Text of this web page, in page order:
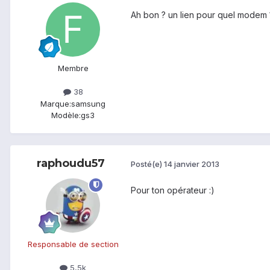
Membre
38
Marque:samsung
Modèle:gs3
Ah bon ? un lien pour quel modem
raphoudu57
Responsable de section
5,5k
Posté(e) 14 janvier 2013
Pour ton opérateur :)